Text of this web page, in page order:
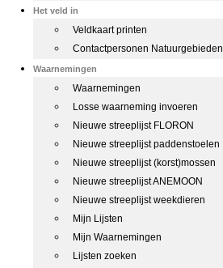
Het veld in
Veldkaart printen
Contactpersonen Natuurgebieden
Waarnemingen
Waarnemingen
Losse waarneming invoeren
Nieuwe streeplijst FLORON
Nieuwe streeplijst paddenstoelen
Nieuwe streeplijst (korst)mossen
Nieuwe streeplijst ANEMOON
Nieuwe streeplijst weekdieren
Mijn Lijsten
Mijn Waarnemingen
Lijsten zoeken